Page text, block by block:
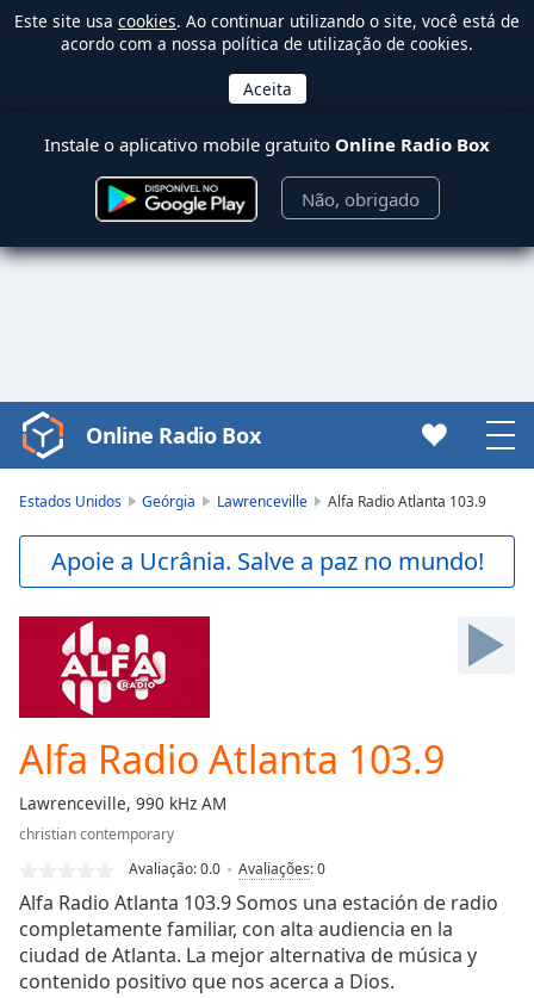
Este site usa cookies. Ao continuar utilizando o site, você está de
acordo com a nossa política de utilização de cookies.
Instale o aplicativo mobile gratuito Online Radio Box
Não, obrigado
Video
Player
Backward
Forward
Mute
Current
Time
0:00
Loaded:
Stream
TypeLIVE
Seek to
currently
Online Radio Box
Estados Unidos Geórgia Lawrenceville Alfa Radio Atlanta 103.9
Apoie a Ucrânia. Salve a paz no mundo!
Alfa Radio Atlanta 103.9
Lawrenceville, 990 kHz AM
christian contemporary
Avaliação:0.0 Avaliações:0
Alfa Radio Atlanta 103.9 Somos una estación de radio
completamente familiar, con alta audiencia en la
ciudad de Atlanta. La mejor alternativa de música y
contenido positivo que nos acerca a Dios.